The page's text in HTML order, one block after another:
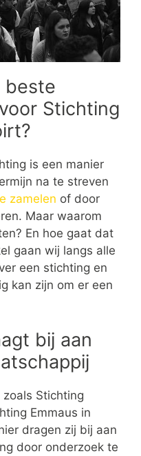
beste
Stichting
is een manier
na te streven
zamelen of door
Maar waarom
En hoe gaat dat
gaan wij langs alle
een stichting en
kan zijn om er een
bij aan
Stichting
Emmaus in
dragen zij bij aan
door onderzoek te